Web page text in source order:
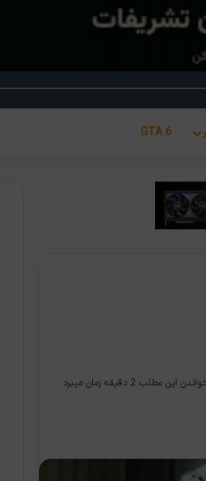
GTA 6
این مطلب 2 دقیقه زمان میبرد